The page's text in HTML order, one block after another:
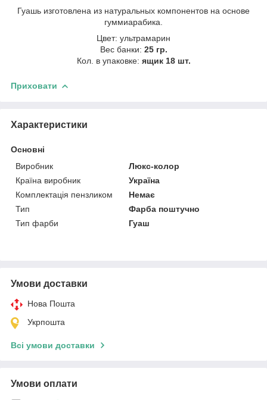
Гуашь изготовлена из натуральных компонентов на основе
гуммиарабика.
Цвет: ультрамарин
Вес банки: 25 гр.
Кол. в упаковке: ящик 18 шт.
Приховати
Характеристики
Основні
Виробник
Люкс-колор
Країна виробник
Україна
Комплектація пензликом
Немає
Тип
Фарба поштучно
Тип фарби
Гуаш
Умови доставки
Нова Пошта
Укрпошта
Всі умови доставки
Умови оплати